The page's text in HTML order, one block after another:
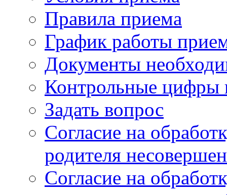
Правила приема
График работы
Документы
Контрольные цифры
Задать вопрос
Согласие на
родителя
Согласие на